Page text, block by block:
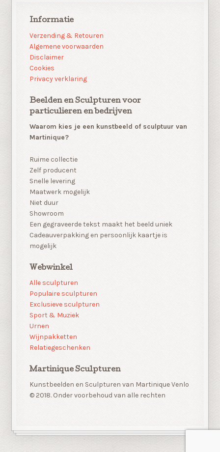
Informatie
Verzending & Retouren
Algemene voorwaarden
Disclaimer
Cookies
Privacy verklaring
Beelden en Sculpturen voor
particulieren en bedrijven
Waarom kies je een kunstbeeld of sculptuur van
Martinique?
Ruime collectie
Zelf producent
Snelle levering
Maatwerk mogelijk
Niet duur
Showroom
Een gegraveerde tekst maakt het beeld uniek
Cadeauverpakking en persoonlijk kaartje is
mogelijk
Webwinkel
Alle sculpturen
Populaire sculpturen
Exclusieve sculpturen
Sport & Muziek
Urnen
Wijnpakketten
Relatiegeschenken
Martinique Sculpturen
Kunstbeelden en Sculpturen van Martinique Venlo
© 2018. Onder voorbehoud van alle rechten